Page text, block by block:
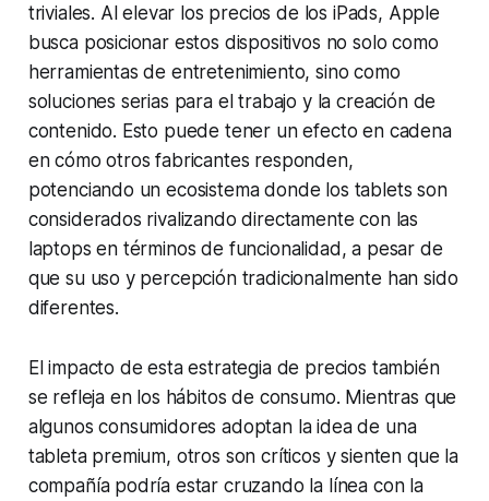
triviales. Al elevar los precios de los iPads, Apple
busca posicionar estos dispositivos no solo como
herramientas de entretenimiento, sino como
soluciones serias para el trabajo y la creación de
contenido. Esto puede tener un efecto en cadena
en cómo otros fabricantes responden,
potenciando un ecosistema donde los tablets son
considerados rivalizando directamente con las
laptops en términos de funcionalidad, a pesar de
que su uso y percepción tradicionalmente han sido
diferentes.
El impacto de esta estrategia de precios también
se refleja en los hábitos de consumo. Mientras que
algunos consumidores adoptan la idea de una
tableta premium, otros son críticos y sienten que la
compañía podría estar cruzando la línea con la